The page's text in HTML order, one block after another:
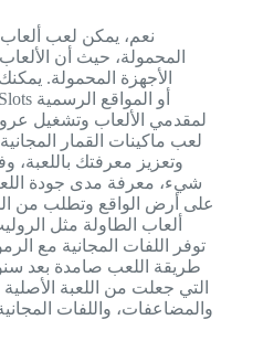
نعم، يمكن لعب ألعاب
المحمولة، حيث أن
الأجهزة المحمولة.
لمقدمي الألعاب وتشغيل
لعب ماكينات القمار
وتعزيز معرفتك باللعبة،
شيء، معرفة مدى جودة
على أرض الواقع وتطلب من
ألعاب الطاولة مثل
توفر اللفات المجانية مع
طريقة اللعب صامدة بعد
التي جعلت من اللعبة
والمضاعفات، واللفات